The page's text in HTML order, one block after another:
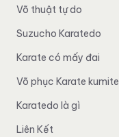
Võ thuật tự do
Suzucho Karatedo
Karate có mấy đai
Võ phục Karate kumite
Karatedo là gì
Liên Kết